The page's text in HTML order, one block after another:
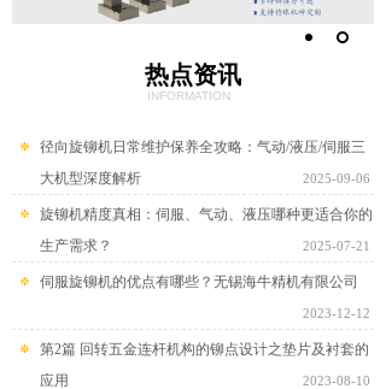
热点资讯
INFORMATION
径向旋铆机日常维护保养全攻略：气动/液压/伺服三
大机型深度解析
2025-09-06
旋铆机精度真相：伺服、气动、液压哪种更适合你的
生产需求？
2025-07-21
伺服旋铆机的优点有哪些？无锡海牛精机有限公司
2023-12-12
第2篇 回转五金连杆机构的铆点设计之垫片及衬套的
应用
2023-08-10